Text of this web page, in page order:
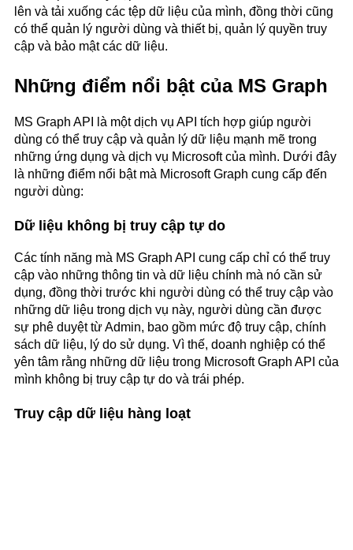
lên và tải xuống các tệp dữ liệu của mình, đồng thời cũng
có thể quản lý người dùng và thiết bị, quản lý quyền truy
cập và bảo mật các dữ liệu.
Những điểm nổi bật của MS Graph
MS Graph API là một dịch vụ API tích hợp giúp người
dùng có thể truy cập và quản lý dữ liệu mạnh mẽ trong
những ứng dụng và dịch vụ Microsoft của mình. Dưới đây
là những điểm nổi bật mà Microsoft Graph cung cấp đến
người dùng:
Dữ liệu không bị truy cập tự do
Các tính năng mà MS Graph API cung cấp chỉ có thể truy
cập vào những thông tin và dữ liệu chính mà nó cần sử
dụng, đồng thời trước khi người dùng có thể truy cập vào
những dữ liệu trong dịch vụ này, người dùng cần được
sự phê duyệt từ Admin, bao gồm mức độ truy cập, chính
sách dữ liệu, lý do sử dụng. Vì thế, doanh nghiệp có thể
yên tâm rằng những dữ liệu trong Microsoft Graph API của
mình không bị truy cập tự do và trái phép.
Truy cập dữ liệu hàng loạt